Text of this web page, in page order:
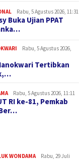
Rabu, 5 Agustus 2026, 11:31
Buka Ujian PPAT
Rabu, 5 Agustus 2026,
Tertibkan
Rabu, 5 Agustus 2026, 11:11
RI ke-81, Pemkab
WONDAMA
Rabu, 29 Juli